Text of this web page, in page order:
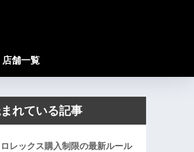
店舗一覧
れている記事
ロレックス購入制限の最新ルール